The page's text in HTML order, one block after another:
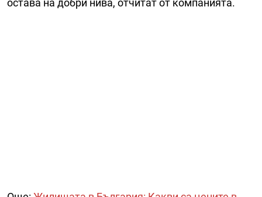
остава на добри нива, отчитат от компанията.